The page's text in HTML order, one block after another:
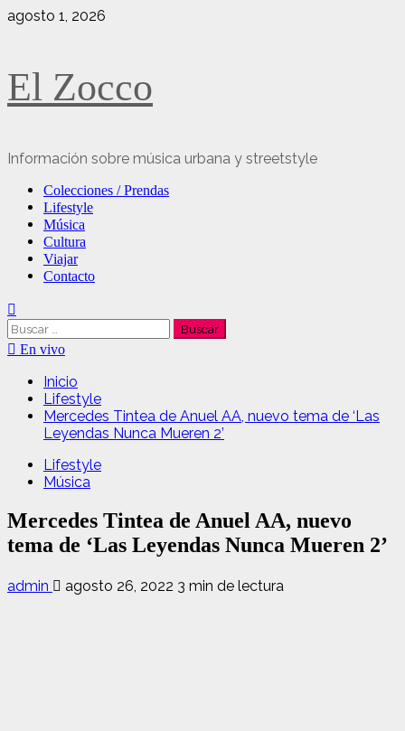
Saltar
agosto 1, 2026
El Zocco
Información sobre música urbana y streetstyle
Menú
principal
Colecciones / Prendas
Lifestyle
Música
Cultura
Viajar
Contacto
Buscar:
En vivo
Inicio
Lifestyle
Mercedes Tintea de Anuel AA, nuevo tema de ‘Las
Leyendas Nunca Mueren 2’
Lifestyle
Música
Mercedes Tintea de Anuel AA, nuevo
tema de ‘Las Leyendas Nunca Mueren 2’
admin agosto 26, 2022 3 min de lectura